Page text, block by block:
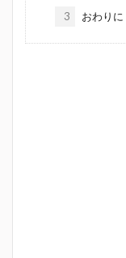
3 おわりに